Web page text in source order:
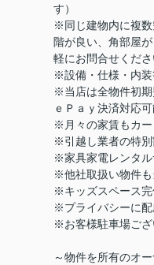
す）
※同じ建物内に複
階が良い、角部屋
軽にお問合せくだ
※設備・仕様・内
※当店は全物件初期
ｅＰａｙ決済対応
※月々の家賃もカ
※引越し業者の特別
※家具家電レンタル
※他社取扱い物件
※キッズスペース
※プライバシーに
※お客様駐車場ござ
～物件を所有のオ